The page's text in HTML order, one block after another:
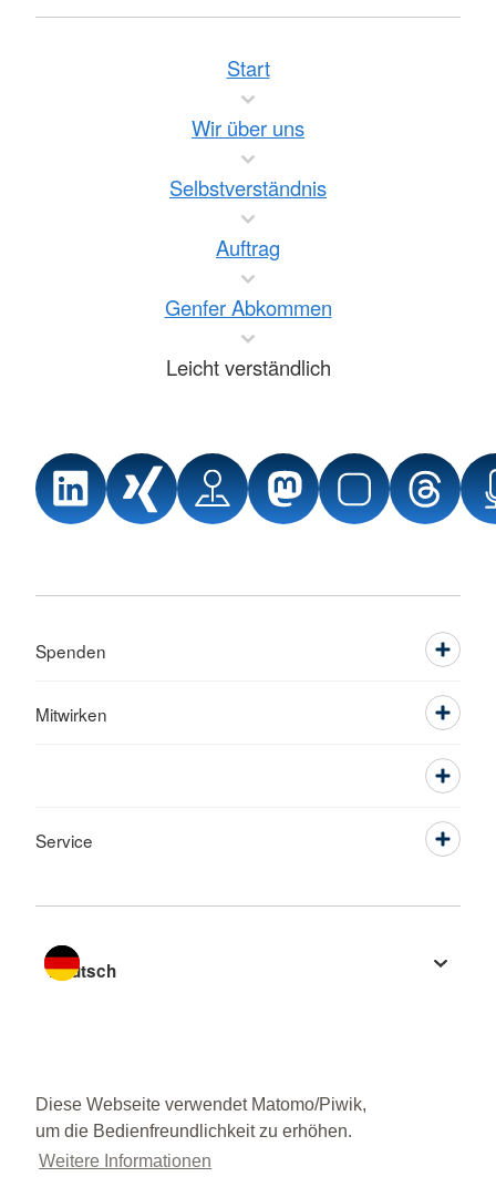
Diese Webseite verwendet Matomo/Piwik,
um die Bedienfreundlichkeit zu erhöhen.
Weitere Informationen
Start
Wir über uns
Selbstverständnis
Auftrag
Genfer Abkommen
Leicht verständlich
Spenden
Mitwirken
Service
Sprache wechseln zu